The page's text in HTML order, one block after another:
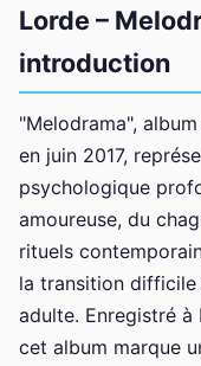
Lorde –
introduction
"Melodrama",
en juin 2017,
psychologique
amoureuse, du
rituels
la transition
adulte. Enregistré à
cet album marque